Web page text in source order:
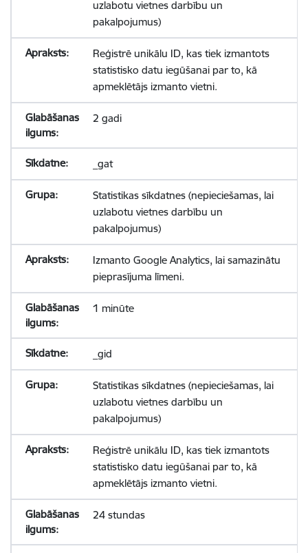
uzlabotu vietnes darbību un
pakalpojumus)
Reģistrē unikālu ID, kas tiek izmantots
statistisko datu iegūšanai par to, kā
apmeklētājs izmanto vietni.
2 gadi
_gat
Statistikas sīkdatnes (nepieciešamas, lai
uzlabotu vietnes darbību un
pakalpojumus)
Izmanto Google Analytics, lai samazinātu
pieprasījuma līmeni.
1 minūte
_gid
Statistikas sīkdatnes (nepieciešamas, lai
uzlabotu vietnes darbību un
pakalpojumus)
Reģistrē unikālu ID, kas tiek izmantots
statistisko datu iegūšanai par to, kā
apmeklētājs izmanto vietni.
24 stundas